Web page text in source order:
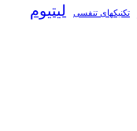
تکنیکهای تنفسی لیتیوم